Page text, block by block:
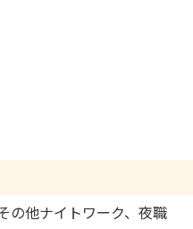
の他ナイトワーク、夜職